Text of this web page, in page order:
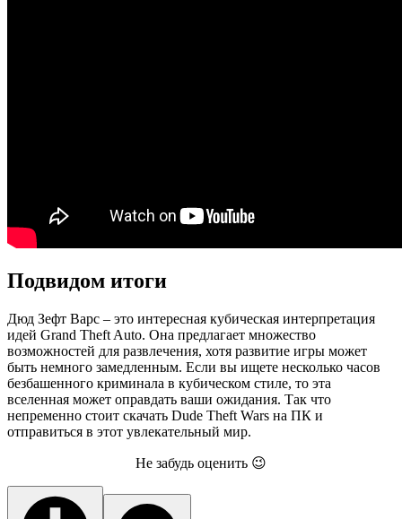
Подвидом итоги
Дюд Зефт Варс – это интересная кубическая интерпретация
идей Grand Theft Auto. Она предлагает множество
возможностей для развлечения, хотя развитие игры может
быть немного замедленным. Если вы ищете несколько часов
безбашенного криминала в кубическом стиле, то эта
вселенная может оправдать ваши ожидания. Так что
непременно стоит скачать Dude Theft Wars на ПК и
отправиться в этот увлекательный мир.
Не забудь оценить 😉